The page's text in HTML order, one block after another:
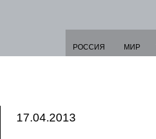
РОССИЯ МИР
17.04.2013